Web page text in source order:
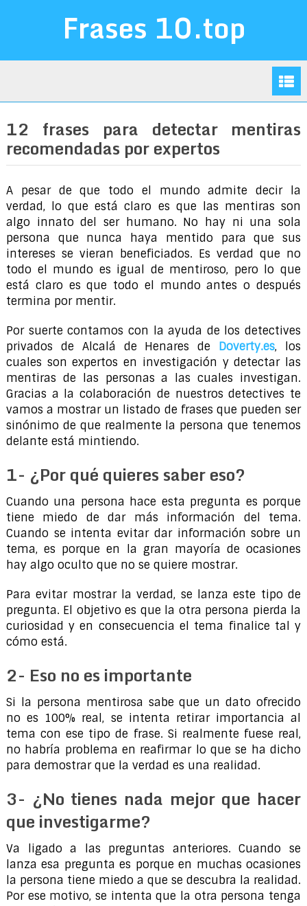
Frases 10.top
12 frases para detectar mentiras
recomendadas por expertos
A pesar de que todo el mundo admite decir la
verdad, lo que está claro es que las mentiras son
algo innato del ser humano. No hay ni una sola
persona que nunca haya mentido para que sus
intereses se vieran beneficiados. Es verdad que no
todo el mundo es igual de mentiroso, pero lo que
está claro es que todo el mundo antes o después
termina por mentir.
Por suerte contamos con la ayuda de los detectives
privados de Alcalá de Henares de Doverty.es, los
cuales son expertos en investigación y detectar las
mentiras de las personas a las cuales investigan.
Gracias a la colaboración de nuestros detectives te
vamos a mostrar un listado de frases que pueden ser
sinónimo de que realmente la persona que tenemos
delante está mintiendo.
1- ¿Por qué quieres saber eso?
Cuando una persona hace esta pregunta es porque
tiene miedo de dar más información del tema.
Cuando se intenta evitar dar información sobre un
tema, es porque en la gran mayoría de ocasiones
hay algo oculto que no se quiere mostrar.
Para evitar mostrar la verdad, se lanza este tipo de
pregunta. El objetivo es que la otra persona pierda la
curiosidad y en consecuencia el tema finalice tal y
cómo está.
2- Eso no es importante
Si la persona mentirosa sabe que un dato ofrecido
no es 100% real, se intenta retirar importancia al
tema con ese tipo de frase. Si realmente fuese real,
no habría problema en reafirmar lo que se ha dicho
para demostrar que la verdad es una realidad.
3- ¿No tienes nada mejor que hacer
que investigarme?
Va ligado a las preguntas anteriores. Cuando se
lanza esa pregunta es porque en muchas ocasiones
la persona tiene miedo a que se descubra la realidad.
Por ese motivo, se intenta que la otra persona tenga